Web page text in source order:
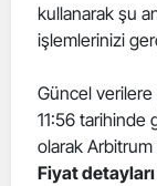
kullanarak şu
işlemlerinizi
Güncel
11:56 tarihinde
olarak Arbitrum
Fiyat